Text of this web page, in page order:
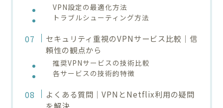
VPN設定の最適化方法
トラブルシューティング方法
セキュリティ重視のVPNサービス比較｜信
頼性の観点から
推奨VPNサービスの技術比較
各サービスの技術的特徴
よくある質問｜VPNとNetflix利用の疑問
を解決